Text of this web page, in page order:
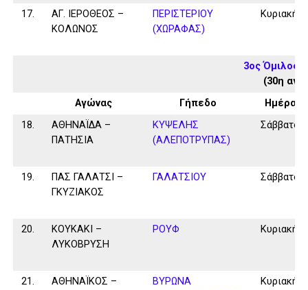
17.
ΑΓ. ΙΕΡΟΘΕΟΣ –
ΚΟΛΩΝΟΣ
ΠΕΡΙΣΤΕΡΙΟΥ
(ΧΩΡΑΦΑΣ)
Κυριακή
3ος Όμιλος
(30η
Αγώνας
Γήπεδο
Ημέρα
18.
ΑΘΗΝΑΪΔΑ –
ΠΑΤΗΣΙΑ
ΚΥΨΕΛΗΣ
(ΑΛΕΠΟΤΡΥΠΑΣ)
Σάββατο
19.
ΠΑΣ ΓΑΛΑΤΣΙ –
ΓΚΥΖΙΑΚΟΣ
ΓΑΛΑΤΣΙΟΥ Σάββατο
20.
ΚΟΥΚΑΚΙ –
ΛΥΚΟΒΡΥΣΗ
ΡΟΥΦ Κυριακή
21.
ΑΘΗΝΑΪΚΟΣ –
ΒΥΡΩΝΑ
Κυριακή